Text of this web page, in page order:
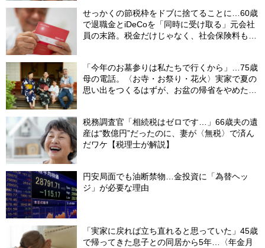
せっかくの節税枠をドブに捨てることに…60歳
で退職金とiDeCoを「同時に受け取る」元会社
員の末路。税金だけじゃなく、社会保険料も上
「今年のお墓参りは私たちで行くから」…75歳
母の電話。〈お寺・お祭り・花火〉実家で夏の
思い出をつくるはずが、お盆の帰省をやめた理
税務調査官「相続税はゼロです…」66歳夫の遺
産は“数億円”だったのに、妻が〈無税〉で済ん
だワケ【税理士が解説】
円安局面でも油断禁物…金投資に「為替ヘッ
ジ」が必要な理由
「実家に戻れば立ち直れると思っていた」45歳
で帰ってきた息子との同居から5年…〈年金月